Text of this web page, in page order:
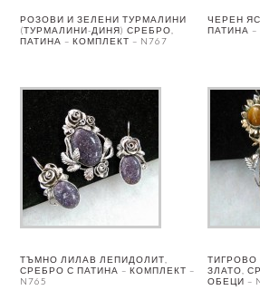
РОЗОВИ И ЗЕЛЕНИ ТУРМАЛИНИ
(ТУРМАЛИНИ-ДИНЯ) СРЕБРО,
ПАТИНА – КОМПЛЕКТ – N767
ЧЕРЕН
ПАТИНА –
ТЪМНО ЛИЛАВ ЛЕПИДОЛИТ,
СРЕБРО С ПАТИНА – КОМПЛЕКТ –
N765
ЗЛАТО,
ОБЕЦИ –